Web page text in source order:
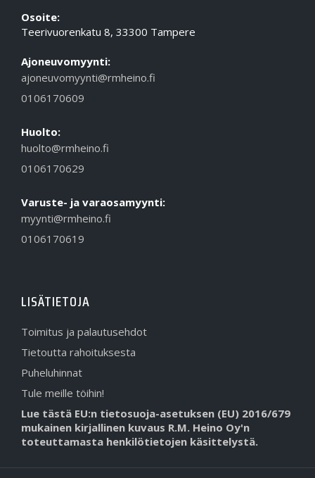
Osoite:
Teerivuorenkatu 8, 33300 Tampere
Ajoneuvomyynti:
ajoneuvomyynti@rmheino.fi
0106170609
Huolto:
huolto@rmheino.fi
0106170629
Varuste- ja varaosamyynti:
myynti@rmheino.fi
0106170619
LISÄTIETOJA
Toimitus ja palautusehdot
Tietoutta rahoituksesta
Puheluhinnat
Tule meille töihin!
Lue tästä EU:n tietosuoja-asetuksen (EU) 2016/679
mukainen kirjallinen kuvaus R.M. Heino Oy'n
toteuttamasta henkilötietojen käsittelystä.